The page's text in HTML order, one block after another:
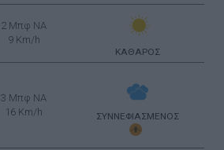
2 Μπφ NA
9 Km/h
ΚΑΘΑΡΟΣ
3 Μπφ NA
16 Km/h
ΣΥΝΝΕΦΙΑΣΜΕΝΟΣ